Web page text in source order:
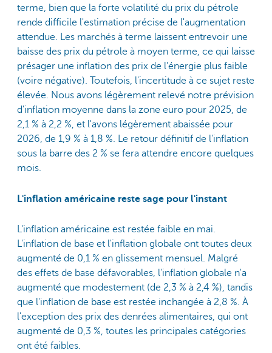
terme, bien que la forte volatilité du prix du pétrole
rende difficile l'estimation précise de l'augmentation
attendue. Les marchés à terme laissent entrevoir une
baisse des prix du pétrole à moyen terme, ce qui laisse
présager une inflation des prix de l'énergie plus faible
(voire négative). Toutefois, l'incertitude à ce sujet reste
élevée. Nous avons légèrement relevé notre prévision
d'inflation moyenne dans la zone euro pour 2025, de
2,1 % à 2,2 %, et l'avons légèrement abaissée pour
2026, de 1,9 % à 1,8 %. Le retour définitif de l'inflation
sous la barre des 2 % se fera attendre encore quelques
mois.
L'inflation américaine reste sage pour l'instant
L'inflation américaine est restée faible en mai.
L'inflation de base et l'inflation globale ont toutes deux
augmenté de 0,1 % en glissement mensuel. Malgré
des effets de base défavorables, l'inflation globale n'a
augmenté que modestement (de 2,3 % à 2,4 %), tandis
que l'inflation de base est restée inchangée à 2,8 %. À
l'exception des prix des denrées alimentaires, qui ont
augmenté de 0,3 %, toutes les principales catégories
ont été faibles.